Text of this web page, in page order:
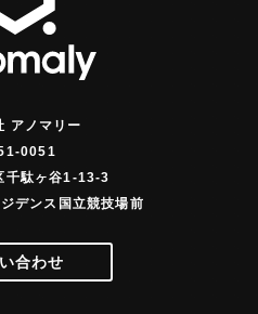
アノマリー
0051
千駄ヶ谷1-13-3
デンス国立競技場前
合わせ